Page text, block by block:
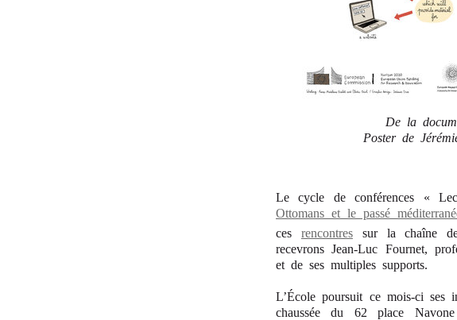
De la
Poster de
Le cycle de conférences «
Ottomans et le passé
ces rencontressur la chaîne
recevrons Jean-Luc Fournet,
et de ses multiples supports.
L’École poursuit ce mois-ci ses
chaussée du 62 place